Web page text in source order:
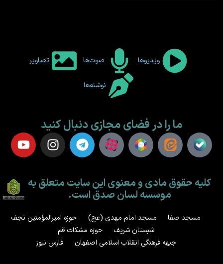
ویدیوها صوت‌ها تصاویر
نوشته‌ها
ما را در فضای مجازی دنبال کنید
کلیه حقوق مادی و معنوی این سایت متعلق به
موسسه لسان صدق است.
مسجد صفا مسجد امام مهدی (عج)
حوزه امیرالمؤمنین نجف
شبستان شریف
حوزه مشکات قم
جبهه فرهنگی انقلاب اسلامی اصفهان
فارس نیوز